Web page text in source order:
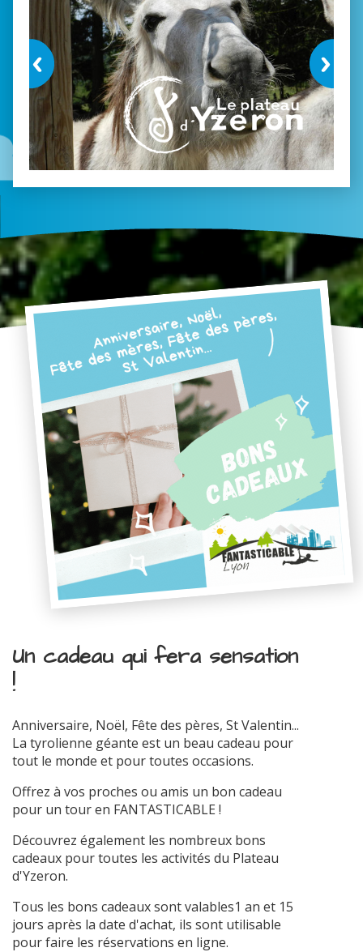
Un cadeau qui fera sensation
!
Anniversaire, Noël, Fête des pères, St Valentin...
La tyrolienne géante est un beau cadeau pour
tout le monde et pour toutes occasions.
Offrez à vos proches ou amis un bon cadeau
pour un tour en FANTASTICABLE !
Découvrez également les nombreux bons
cadeaux pour toutes les activités du Plateau
d'Yzeron.
Tous les bons cadeaux sont valables1 an et 15
jours après la date d'achat, ils sont utilisable
pour faire les réservations en ligne.